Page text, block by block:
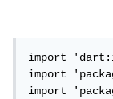
import
import
import